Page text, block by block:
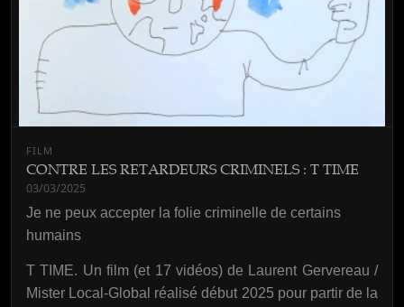
FILM
CONTRE LES RETARDEURS CRIMINELS : T TIME
03/03/2025
Je ne peux accepter la folie criminelle de certains
humains
T TIME. Un film (et 17 vidéos) de Laurent Gervereau /
Mister Local-Global réalisé début 2025 pour partir de la